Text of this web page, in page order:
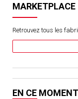
MARKETPLACE
Retrouvez tous les
EN CE MOMENT